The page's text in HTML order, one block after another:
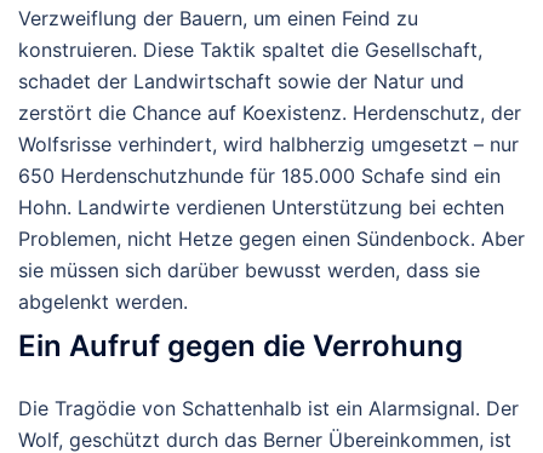
Verzweiflung der Bauern, um einen Feind zu
konstruieren. Diese Taktik spaltet die Gesellschaft,
schadet der Landwirtschaft sowie der Natur und
zerstört die Chance auf Koexistenz. Herdenschutz, der
Wolfsrisse verhindert, wird halbherzig umgesetzt – nur
650 Herdenschutzhunde für 185.000 Schafe sind ein
Hohn. Landwirte verdienen Unterstützung bei echten
Problemen, nicht Hetze gegen einen Sündenbock. Aber
sie müssen sich darüber bewusst werden, dass sie
abgelenkt werden.
Ein Aufruf gegen die Verrohung
Die Tragödie von Schattenhalb ist ein Alarmsignal. Der
Wolf, geschützt durch das Berner Übereinkommen, ist